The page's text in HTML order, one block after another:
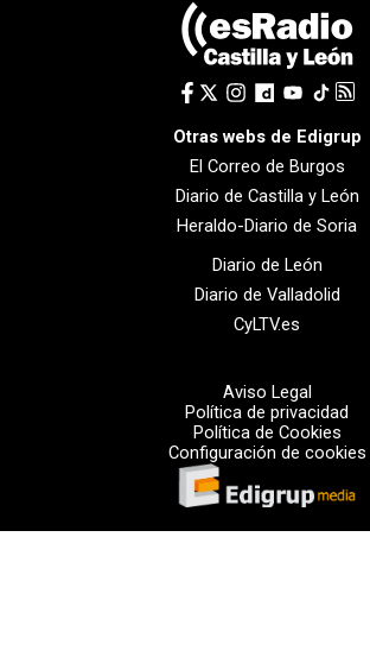
Otras webs de Edigrup
El Correo de Burgos
Diario de Castilla y León
Heraldo-Diario de Soria
Diario de León
Diario de Valladolid
CyLTV.es
Aviso Legal
Política de privacidad
Política de Cookies
Configuración de cookies